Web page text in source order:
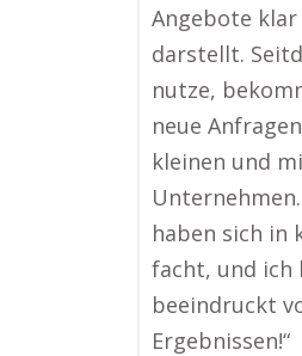
Angebote
darstellt.
nutze,
neue
kleinen und
haben sich in
facht, und ich
beeindruckt
Ergebnissen!“